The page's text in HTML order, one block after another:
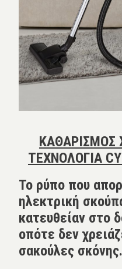
ΚΑΘΑΡΙΣΜΟΣ
ΤΕΧΝΟΛΟΓΙΑ
Το ρύπο που
ηλεκτρική
κατευθείαν στο
οπότε δεν
σακούλες σκόνης.